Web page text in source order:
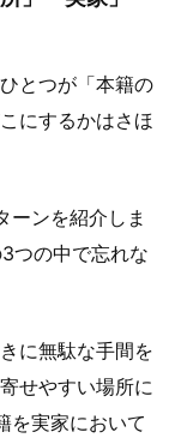
とつが「本籍の
にするかはさほ
ーンを紹介しま
の中で忘れな
に無駄な手間を
せやすい場所に
を実家において